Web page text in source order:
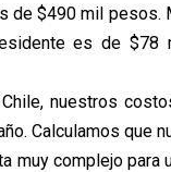
de $490 mil
es de
nuestros
Calculamos que
muy complejo para